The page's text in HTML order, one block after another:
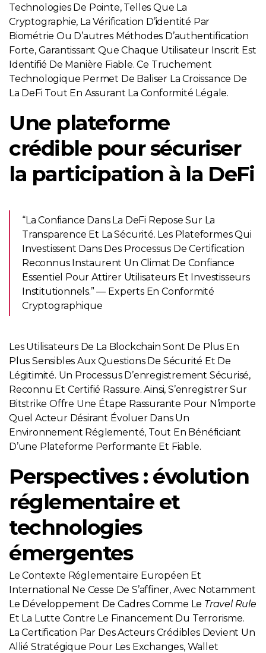
Technologies De Pointe, Telles Que La
Cryptographie, La Vérification D’identité Par
Biométrie Ou D’autres Méthodes D’authentification
Forte, Garantissant Que Chaque Utilisateur Inscrit Est
Identifié De Manière Fiable. Ce Truchement
Technologique Permet De Baliser La Croissance De
La DeFi Tout En Assurant La Conformité Légale.
Une plateforme
crédible pour sécuriser
la participation à la DeFi
“La Confiance Dans La DeFi Repose Sur La
Transparence Et La Sécurité. Les Plateformes Qui
Investissent Dans Des Processus De Certification
Reconnus Instaurent Un Climat De Confiance
Essentiel Pour Attirer Utilisateurs Et Investisseurs
Institutionnels.” — Experts En Conformité
Cryptographique
Les Utilisateurs De La Blockchain Sont De Plus En
Plus Sensibles Aux Questions De Sécurité Et De
Légitimité. Un Processus D’enregistrement Sécurisé,
Reconnu Et Certifié Rassure. Ainsi, S’enregistrer Sur
Bitstrike Offre Une Étape Rassurante Pour N’importe
Quel Acteur Désirant Évoluer Dans Un
Environnement Réglementé, Tout En Bénéficiant
D’une Plateforme Performante Et Fiable.
Perspectives : évolution
réglementaire et
technologies
émergentes
Le Contexte Réglementaire Européen Et
International Ne Cesse De S’affiner, Avec Notamment
Le Développement De Cadres Comme Le Travel Rule
Et La Lutte Contre Le Financement Du Terrorisme.
La Certification Par Des Acteurs Crédibles Devient Un
Allié Stratégique Pour Les Exchanges, Wallet